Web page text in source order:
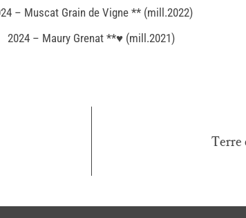
– Muscat Grain de Vigne ** (mill.2022)
2024 – Maury Grenat **♥️ (mill.2021)
Terre